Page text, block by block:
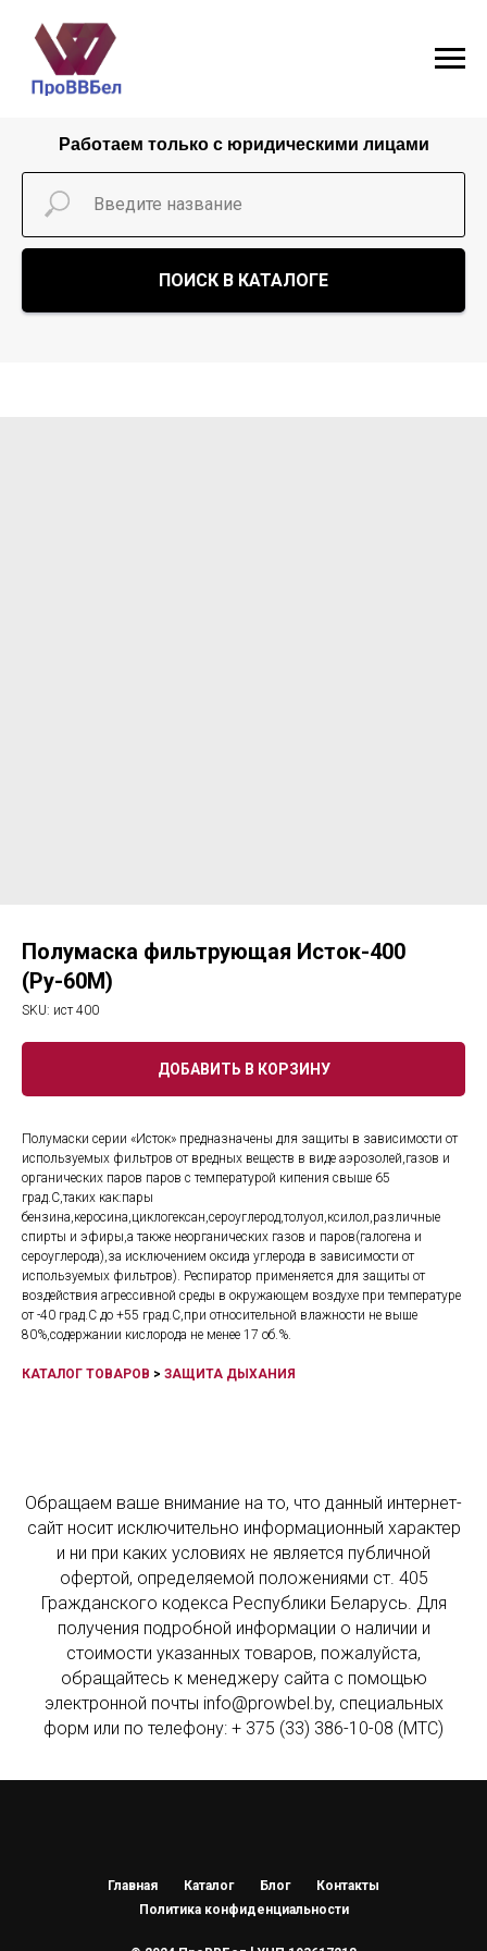
Работаем только с юридическими лицами
ПОИСК В КАТАЛОГЕ
Полумаска фильтрующая Исток-400
(Ру-60М)
SKU: ист 400
ДОБАВИТЬ В КОРЗИНУ
Полумаски серии «Исток» предназначены для защиты в зависимости от
используемых фильтров от вредных веществ в виде аэрозолей,газов и
органических паров паров с температурой кипения свыше 65
град.С,таких как:пары
бензина,керосина,циклогексан,сероуглерод,толуол,ксилол,различные
спирты и эфиры,а также неорганических газов и паров(галогена и
сероуглерода),за исключением оксида углерода в зависимости от
используемых фильтров). Респиратор применяется для защиты от
воздействия агрессивной среды в окружающем воздухе при температуре
от -40 град.С до +55 град.С,при относительной влажности не выше
80%,содержании кислорода не менее 17 об.%.
КАТАЛОГ ТОВАРОВ > ЗАЩИТА ДЫХАНИЯ
Обращаем ваше внимание на то, что данный интернет-
сайт носит исключительно информационный характер
и ни при каких условиях не является публичной
офертой, определяемой положениями ст. 405
Гражданского кодекса Республики Беларусь. Для
получения подробной информации о наличии и
стоимости указанных товаров, пожалуйста,
обращайтесь к менеджеру сайта с помощью
электронной почты info@prowbel.by, специальных
форм или по телефону: + 375 (33) 386-10-08 (МТС)
Главная Каталог Блог
Контакты
Политика конфиденциальности